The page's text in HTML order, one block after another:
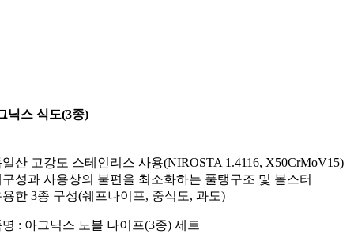
닉스 식도(3종)
일산 고강도 스테인리스 사용(NIROSTA 1.4116, X50CrMoV15)
구성과 사용상의 불편을 최소화하는 풀탱구조 및 볼스터
용한 3종 구성(쉐프나이프, 중식도, 과도)
명 : 아그닉스 노블 나이프(3종) 세트